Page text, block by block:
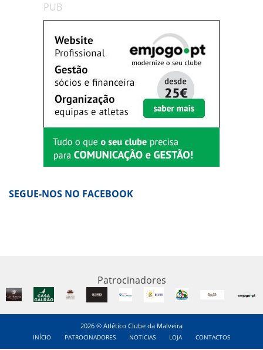
PUB
SEGUE-NOS NO FACEBOOK
Patrocinadores
2026 © Atlético Clube da Malveira
INÍCIO PATROCINADORES NOTICIAS LOJA CONTACTOS